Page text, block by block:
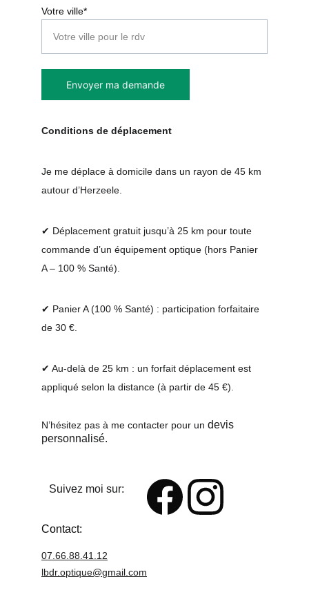
Votre ville*
Envoyer ma demande
Conditions de déplacement
Je me déplace à domicile dans un rayon de 45 km
autour d’Herzeele.
✔ Déplacement gratuit jusqu’à 25 km pour toute
commande d’un équipement optique (hors Panier
A – 100 % Santé).
✔ Panier A (100 % Santé) : participation forfaitaire
de 30 €.
✔ Au-delà de 25 km : un forfait déplacement est
appliqué selon la distance (à partir de 45 €).
N’hésitez pas à me contacter pour un devis
personnalisé.
Contact:
lbdr.optique@gmail.com
Suivez moi sur:
07.66.88.41.12